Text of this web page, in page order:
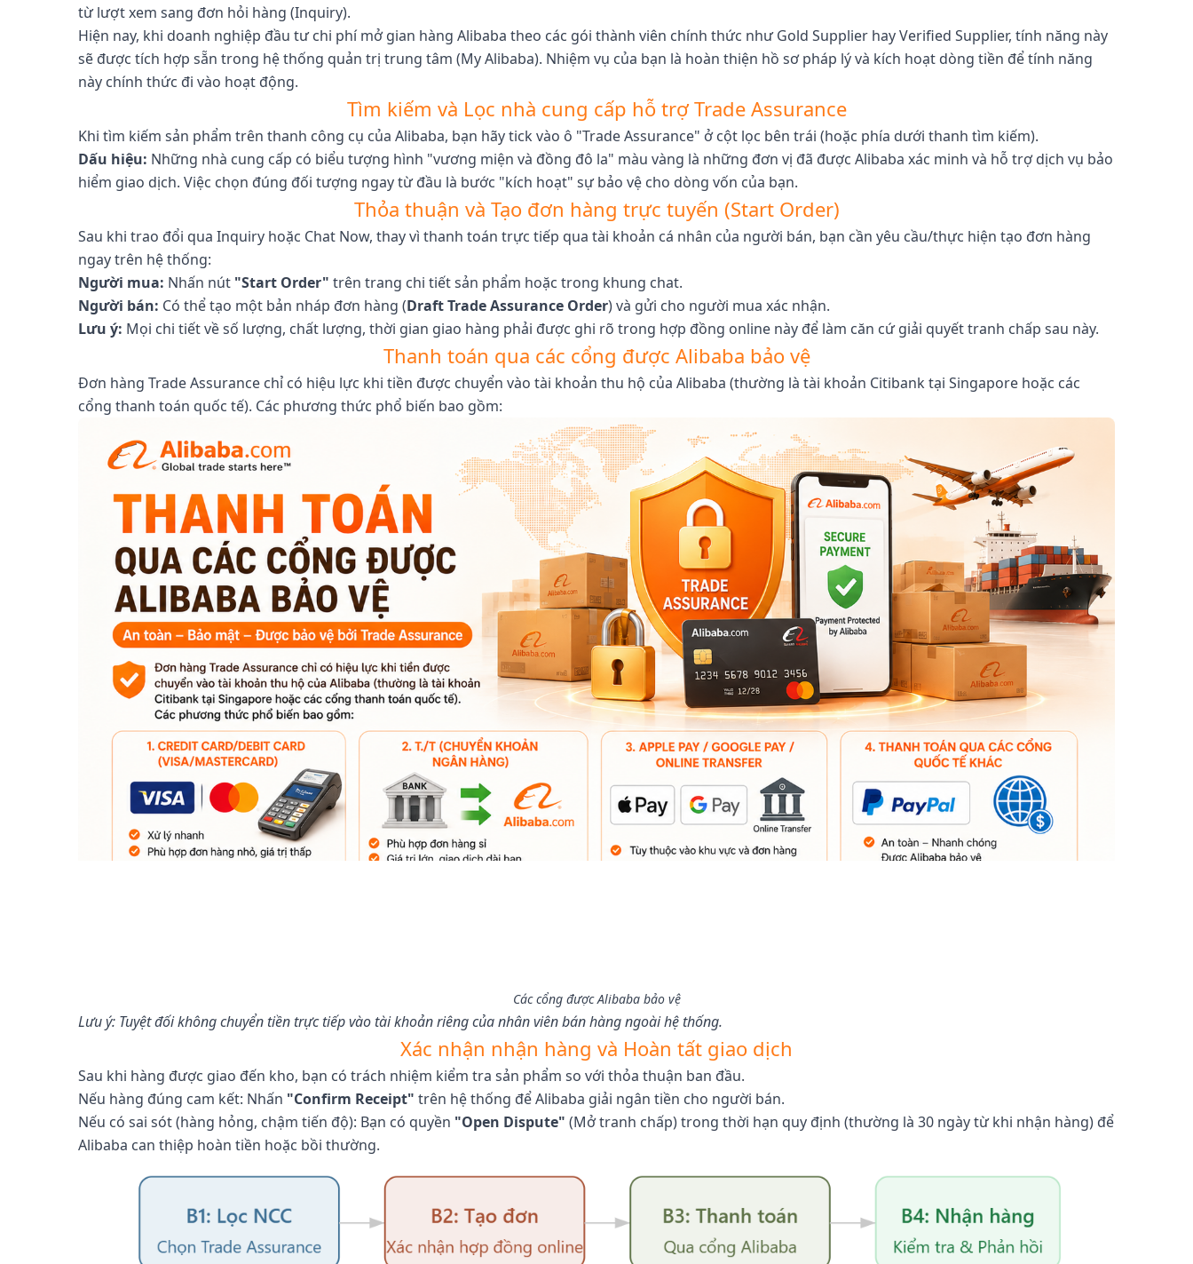
từ lượt xem sang đơn hỏi hàng (Inquiry).
Hiện nay, khi doanh nghiệp đầu tư chi phí mở gian hàng Alibaba theo các gói thành viên chính thức như Gold Supplier hay Verified Supplier, tính năng này
sẽ được tích hợp sẵn trong hệ thống quản trị trung tâm (My Alibaba). Nhiệm vụ của bạn là hoàn thiện hồ sơ pháp lý và kích hoạt dòng tiền để tính năng
này chính thức đi vào hoạt động.
Tìm kiếm và Lọc nhà cung cấp hỗ trợ Trade Assurance
Khi tìm kiếm sản phẩm trên thanh công cụ của Alibaba, bạn hãy tick vào ô "Trade Assurance" ở cột lọc bên trái (hoặc phía dưới thanh tìm kiếm).
Dấu hiệu: Những nhà cung cấp có biểu tượng hình "vương miện và đồng đô la" màu vàng là những đơn vị đã được Alibaba xác minh và hỗ trợ dịch vụ bảo
hiểm giao dịch. Việc chọn đúng đối tượng ngay từ đầu là bước "kích hoạt" sự bảo vệ cho dòng vốn của bạn.
Thỏa thuận và Tạo đơn hàng trực tuyến (Start Order)
Sau khi trao đổi qua Inquiry hoặc Chat Now, thay vì thanh toán trực tiếp qua tài khoản cá nhân của người bán, bạn cần yêu cầu/thực hiện tạo đơn hàng
ngay trên hệ thống:
Người mua: Nhấn nút "Start Order" trên trang chi tiết sản phẩm hoặc trong khung chat.
Người bán: Có thể tạo một bản nháp đơn hàng (Draft Trade Assurance Order) và gửi cho người mua xác nhận.
Lưu ý: Mọi chi tiết về số lượng, chất lượng, thời gian giao hàng phải được ghi rõ trong hợp đồng online này để làm căn cứ giải quyết tranh chấp sau này.
Thanh toán qua các cổng được Alibaba bảo vệ
Đơn hàng Trade Assurance chỉ có hiệu lực khi tiền được chuyển vào tài khoản thu hộ của Alibaba (thường là tài khoản Citibank tại Singapore hoặc các
cổng thanh toán quốc tế). Các phương thức phổ biến bao gồm:
Các cổng được Alibaba bảo vệ
Lưu ý: Tuyệt đối không chuyển tiền trực tiếp vào tài khoản riêng của nhân viên bán hàng ngoài hệ thống.
Xác nhận nhận hàng và Hoàn tất giao dịch
Sau khi hàng được giao đến kho, bạn có trách nhiệm kiểm tra sản phẩm so với thỏa thuận ban đầu.
Nếu hàng đúng cam kết: Nhấn "Confirm Receipt" trên hệ thống để Alibaba giải ngân tiền cho người bán.
Nếu có sai sót (hàng hỏng, chậm tiến độ): Bạn có quyền "Open Dispute" (Mở tranh chấp) trong thời hạn quy định (thường là 30 ngày từ khi nhận hàng) để
Alibaba can thiệp hoàn tiền hoặc bồi thường.